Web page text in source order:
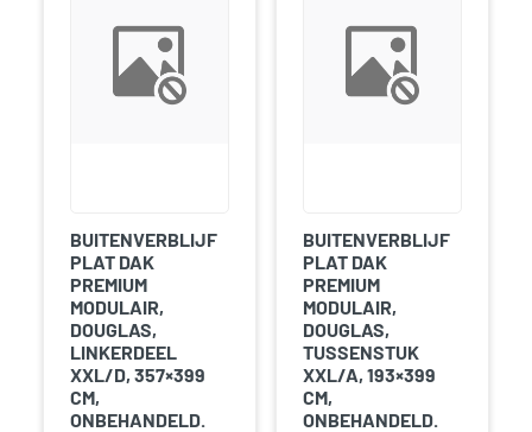
BUITENVERBLIJF
PLAT DAK
PREMIUM
MODULAIR,
DOUGLAS,
LINKERDEEL
XXL/D, 357×399
CM,
ONBEHANDELD.
BUITENVERBLIJF
PLAT DAK
PREMIUM
MODULAIR,
DOUGLAS,
TUSSENSTUK
XXL/A, 193×399
CM,
ONBEHANDELD.